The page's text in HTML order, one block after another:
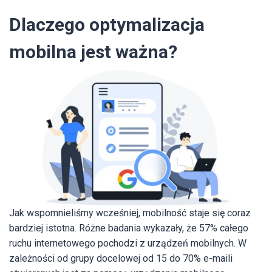
Dlaczego optymalizacja
mobilna jest ważna?
Jak wspomnieliśmy wcześniej, mobilność staje się coraz
bardziej istotna. Różne badania wykazały, że 57% całego
ruchu internetowego pochodzi z urządzeń mobilnych. W
zależności od grupy docelowej od 15 do 70% e-maili